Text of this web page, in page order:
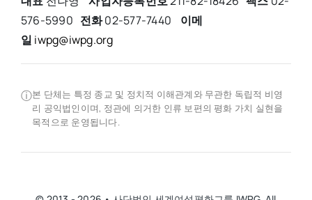
576-5990 전화02-577-7440 이메
일 iwpg@iwpg.org
ⓘ본 단체는 특정 종교 및 정치적 이해관계와 무관한 독립적 비영
리 공익법인이며, 정관에 의거한 인류 보편의 평화 가치 실현을
목적으로 운영됩니다.